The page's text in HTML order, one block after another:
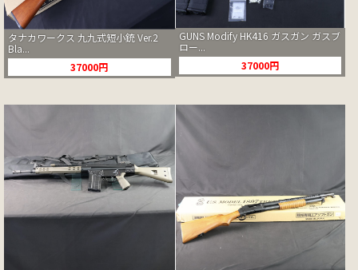
タナカワークス 九九式短小銃 Ver.2
Bla...
37000円
GUNS Modify HK416 ガスガン ガスブ
ロー...
37000円